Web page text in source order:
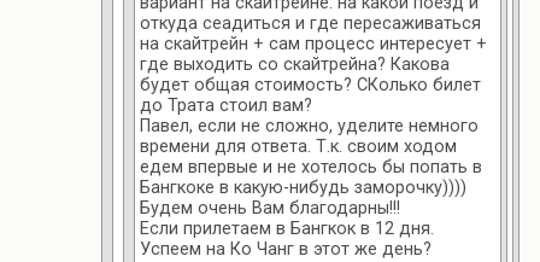
откуда сеадиться и где пересаживаться
на скайтрейн + сам процесс интересует +
где выходить со скайтрейна? Какова
будет общая стоимость? СКолько билет
до Трата стоил вам?
Павел, если не сложно, уделите немного
времени для ответа. Т.к. своим ходом
едем впервые и не хотелось бы попать в
Бангкоке в какую-нибудь заморочку))))
Будем очень Вам благодарны!!!
Если прилетаем в Бангкок в 12 дня.
Успеем на Ко Чанг в этот же день?